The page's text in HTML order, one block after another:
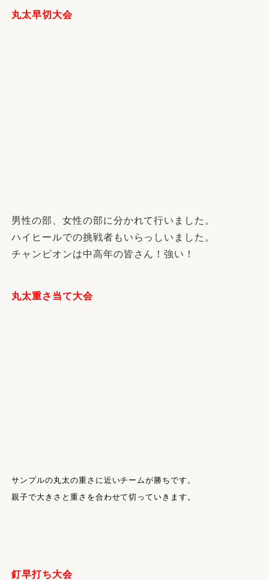
丸太早切大会
男性の部、女性の部に分かれて行いました。
ハイヒールでの挑戦者もいらっしいました。
チャンピオンは中高年の皆さん！強い！
丸太重さ当て大会
サンプルの丸太の重さに近いチームが勝ちです。
親子で大きさと重さを合わせて切っていきます。
釘早打ち大会